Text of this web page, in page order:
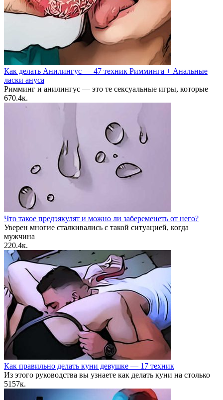
Как делать Анилингус — 47 техник Римминга + Анальные
ласки ануса
Римминг и анилингус — это те сексуальные игры, которые
670.4к.
Что такое предэякулят и можно ли забеременеть от него?
Уверен многие сталкивались с такой ситуацией, когда
мужчина
220.4к.
Как правильно делать куни девушке — 17 техник
Из этого руководства вы узнаете как делать куни на столько
5157к.